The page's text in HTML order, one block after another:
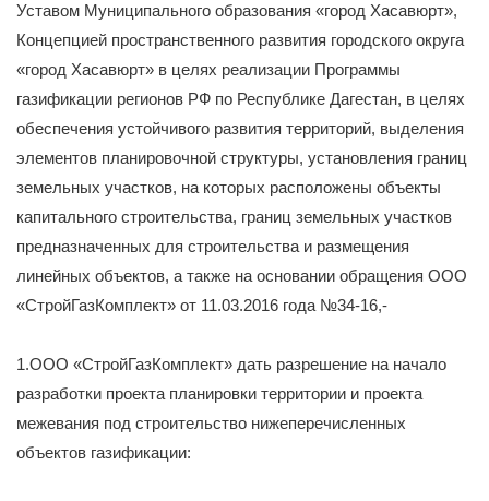
Уставом Муниципального образования «город Хасавюрт»,
Концепцией пространственного развития городского округа
«город Хасавюрт» в целях реализации Программы
газификации регионов РФ по Республике Дагестан, в целях
обеспечения устойчивого развития территорий, выделения
элементов планировочной структуры, установления границ
земельных участков, на которых расположены объекты
капитального строительства, границ земельных участков
предназначенных для строительства и размещения
линейных объектов, а также на основании обращения ООО
«СтройГазКомплект» от 11.03.2016 года №34-16,-
1.ООО «СтройГазКомплект» дать разрешение на начало
разработки проекта планировки территории и проекта
межевания под строительство нижеперечисленных
объектов газификации: